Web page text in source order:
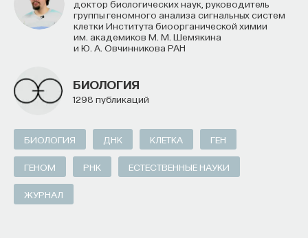
доктор биологических наук, руководитель
группы геномного анализа сигнальных систем
клетки Института биоорганической химии
им. академиков М. М. Шемякина
и Ю. А. Овчинникова РАН
БИОЛОГИЯ
1298 публикаций
БИОЛОГИЯ ДНК КЛЕТКА ГЕН
ГЕНОМ РНК ЕСТЕСТВЕННЫЕ НАУКИ
ЖУРНАЛ